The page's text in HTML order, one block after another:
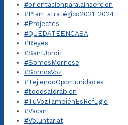
#orientacionparalainsercion
#PlanEstratégico2021_2024
#Projectes
#QUEDATEENCASA
#Reyes
#SantJordi
#SomosMornese
#SomosVoz
#TejiendoOportunidades
#todosaldrábien
#TuVozTambiénEsRefugio
#Vacant
#Voluntariat